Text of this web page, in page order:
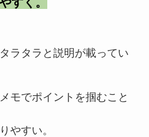
ラタラと説明が載ってい
モでポイントを掴むこと
やすい。